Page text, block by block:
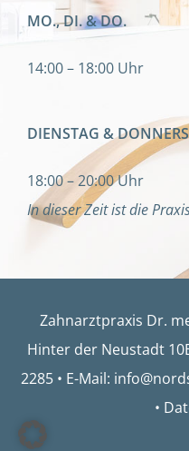
MO., DI. & DO.
14:00 – 18:00 Uhr
DIENSTAG &
18:00 – 20:00 Uhr
In dieser Zeit ist die
Zahnarztpraxis Dr.
Hinter der Neustadt
2285 • E-Mail:
•